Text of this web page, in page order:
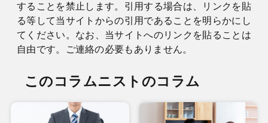
することを禁止します。引用する場合は、リンクを貼
る等して当サイトからの引用であることを明らかにし
てください。なお、当サイトへのリンクを貼ることは
自由です。ご連絡の必要もありません。
このコラムニストのコラム